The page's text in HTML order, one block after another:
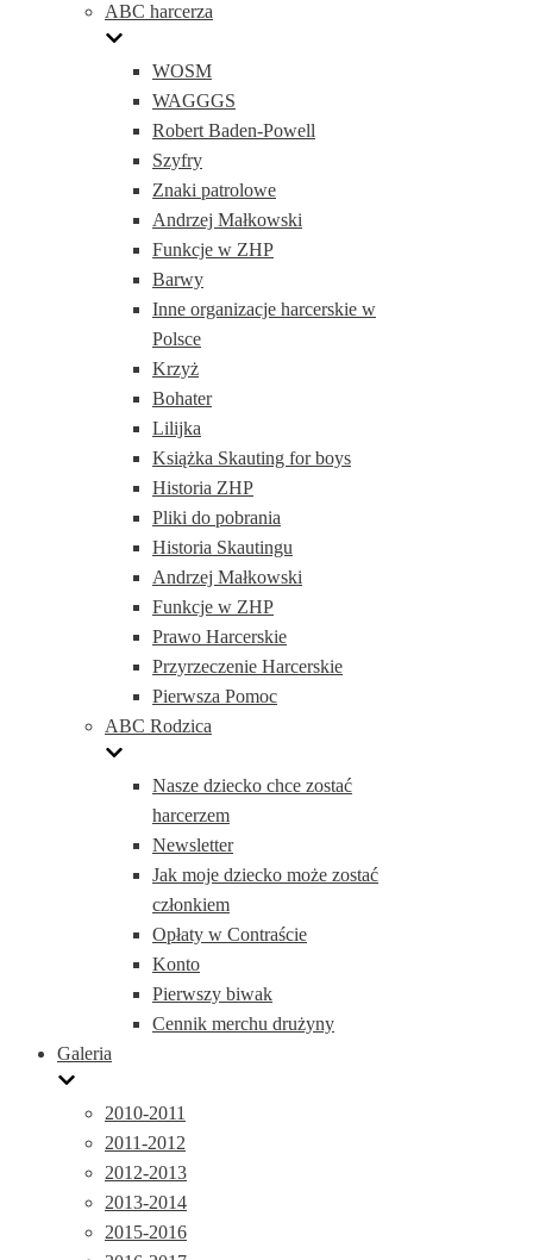
ABC harcerza
WOSM
WAGGGS
Robert Baden-Powell
Szyfry
Znaki patrolowe
Andrzej Małkowski
Funkcje w ZHP
Barwy
Inne organizacje harcerskie w
Polsce
Krzyż
Bohater
Lilijka
Książka Skauting for boys
Historia ZHP
Pliki do pobrania
Historia Skautingu
Andrzej Małkowski
Funkcje w ZHP
Prawo Harcerskie
Przyrzeczenie Harcerskie
Pierwsza Pomoc
ABC Rodzica
Nasze dziecko chce zostać
harcerzem
Newsletter
Jak moje dziecko może zostać
członkiem
Opłaty w Contraście
Konto
Pierwszy biwak
Cennik merchu drużyny
Galeria
2010-2011
2011-2012
2012-2013
2013-2014
2015-2016